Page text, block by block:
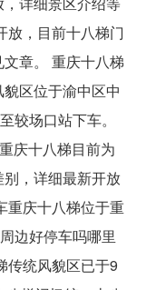
放，目前十八梯门
章。 重庆十八梯
区位于渝中区中
较场口站下车。
庆十八梯目前为
，详细最新开放
重庆十八梯位于重
边好停车吗哪里
传统风貌区已于9